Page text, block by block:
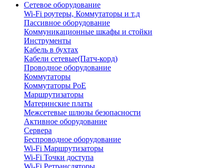
Сетевое оборудование
Wi-Fi роутеры, Коммутаторы и т.д
Пассивное оборудование
Коммуникационные шкафы и стойки
Инструменты
Кабель в бухтах
Кабели сетевые(Патч-корд)
Проводное оборудование
Коммутаторы
Коммутаторы PoE
Маршрутизаторы
Материнские платы
Межсетевые шлюзы безопасности
Активное оборудование
Сервера
Беспроводное оборудование
Wi-Fi Маршрутизаторы
Wi-Fi Точки доступа
Wi-Fi Ретрансляторы